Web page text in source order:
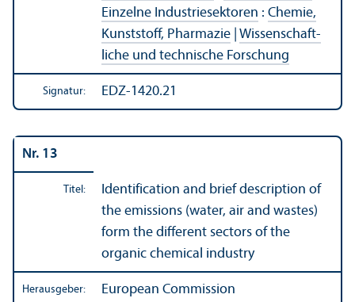
Einzelne Industriesektoren : Chemie,
Kunststoff, Pharmazie Wissenschaft­
liche und technische Forschung
Signatur: EDZ-1420.21
Nr. 13
Titel:
Identification and brief description of
the emissions (water, air and wastes)
form the different sectors of the
organic chemical industry
Herausgeber: European Commission